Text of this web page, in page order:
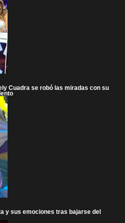
Cuadra se robó las miradas con su
y sus emociones tras bajarse del